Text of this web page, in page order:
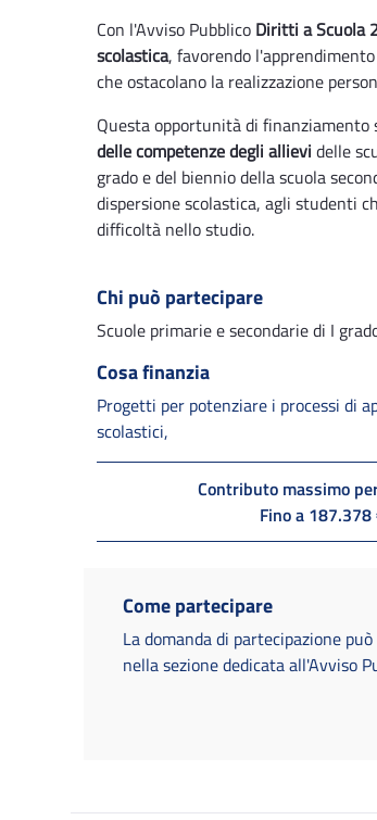
Con l'Avviso Pubblico Diritti a Scuola
scolastica, favorendo
che ostacolano la realizzazione
Questa opportunità di
delle competenze degli allievi delle
grado e del biennio della scuola
dispersione scolastica, agli studenti
difficoltà nello studio.
Chi può partecipare
Scuole primarie e secondarie di I
Cosa finanzia
Progetti per potenziare i processi di
scolastici,
Contributo massimo
Fino a 187.378
Come partecipare
La domanda di partecipazione
nella sezione dedicata all'Avviso